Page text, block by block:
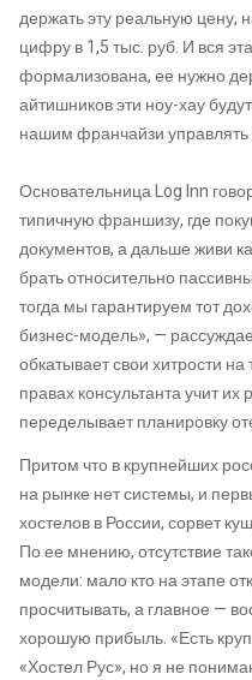
держать эту реальную цену,
цифру в 1,5 тыс. руб. И вся
формализована, ее нужно
айтишников эти ноу-хау
нашим франчайзи
Основательница Log Inn
типичную франшизу, где
документов, а дальше живи
брать относительно
тогда мы гарантируем тот
бизнес-модель», —
обкатывает свои хитрости
правах консультанта учит
переделывает планировку
Притом что в крупнейших
на рынке нет системы, и
хостелов в России, сорвет
По ее мнению, отсутствие
модели: мало кто на этапе
просчитывать, а главное —
хорошую прибыль. «Есть
«Хостел Рус», но я не